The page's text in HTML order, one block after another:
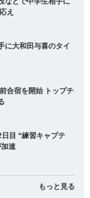
え
に大和田与喜のタイ
合宿を開始 トップチ
目 “練習キャプテ
速
もっと見る